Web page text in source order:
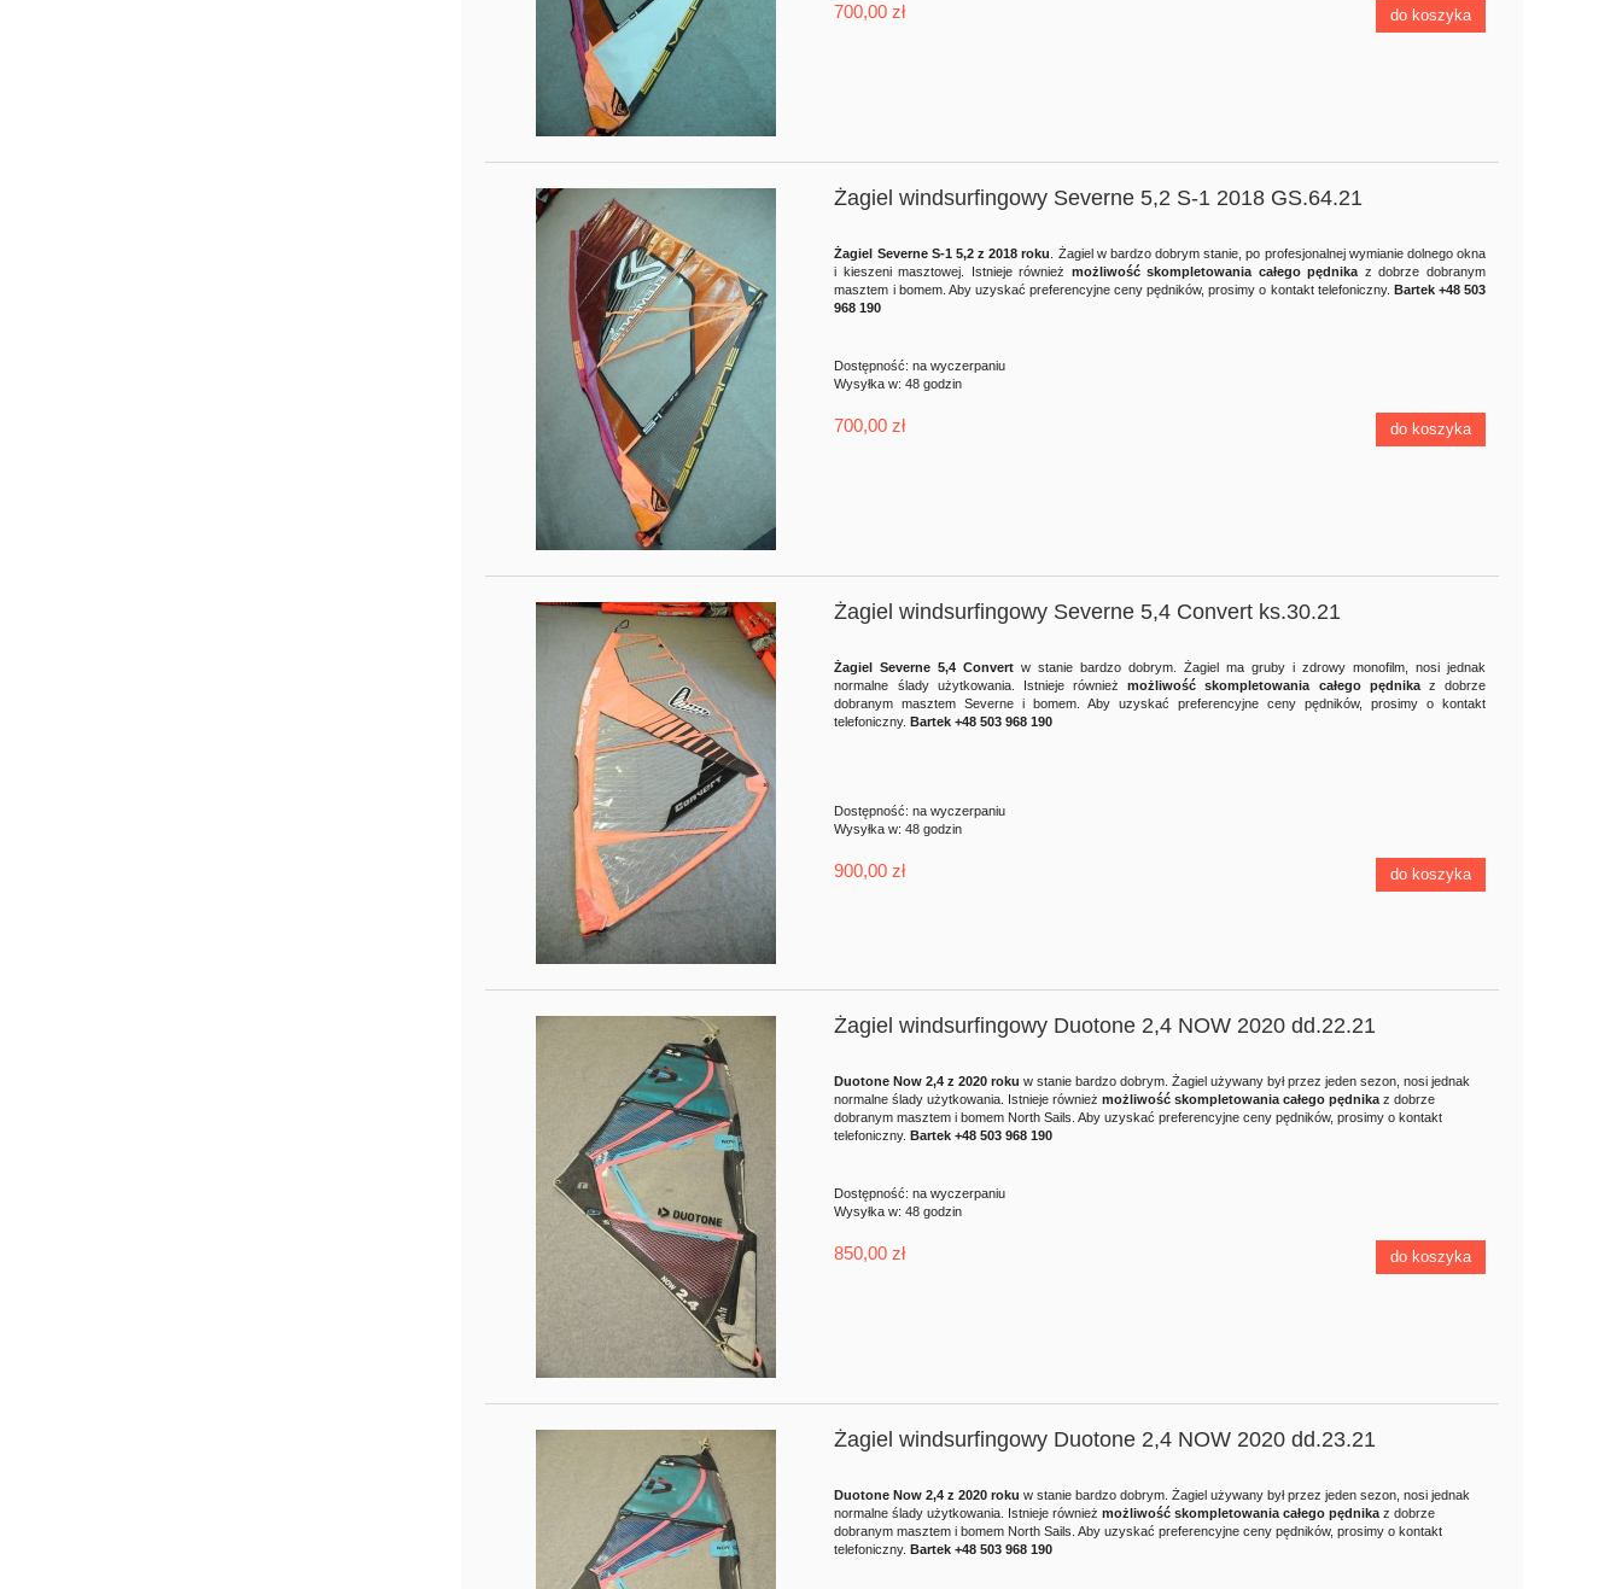
700,00 zł do koszyka
Żagiel windsurfingowy Severne 5,2 S-1 2018 GS.64.21
Żagiel Severne S-1 5,2 z 2018 roku
. Żagiel w bardzo dobrym stanie, po profesjonalnej wymianie dolnego okna
i kieszeni masztowej. Istnieje również możliwość skompletowania całego pędnika z dobrze dobranym
masztem i bomem. Aby uzyskać preferencyjne ceny pędników, prosimy o kontakt telefoniczny. Bartek +48 503
968 190
Dostępność: na wyczerpaniu
Wysyłka w: 48 godzin
700,00 zł do koszyka
Żagiel windsurfingowy Severne 5,4 Convert ks.30.21
Żagiel Severne 5,4 Convert w stanie bardzo dobrym. Żagiel ma gruby i zdrowy monofilm, nosi jednak
normalne ślady użytkowania. Istnieje równieżmożliwość skompletowania całego pędnikaz dobrze
dobranym masztem Severne i bomem. Aby uzyskać preferencyjne ceny pędników, prosimy o kontakt
telefoniczny. Bartek +48 503 968 190
Dostępność: na wyczerpaniu
Wysyłka w: 48 godzin
900,00 zł do koszyka
Żagiel windsurfingowy Duotone 2,4 NOW 2020 dd.22.21
Duotone Now 2,4 z 2020 roku w stanie bardzo dobrym. Żagiel używany był przez jeden sezon, nosi jednak
normalne ślady użytkowania. Istnieje równieżmożliwość skompletowania całego pędnika z dobrze
dobranym masztem i bomem North Sails. Aby uzyskać preferencyjne ceny pędników, prosimy o kontakt
telefoniczny. Bartek +48 503 968 190
Dostępność: na wyczerpaniu
Wysyłka w: 48 godzin
850,00 zł do koszyka
Żagiel windsurfingowy Duotone 2,4 NOW 2020 dd.23.21
Duotone Now 2,4 z 2020 roku w stanie bardzo dobrym. Żagiel używany był przez jeden sezon, nosi jednak
normalne ślady użytkowania. Istnieje równieżmożliwość skompletowania całego pędnika z dobrze
dobranym masztem i bomem North Sails. Aby uzyskać preferencyjne ceny pędników, prosimy o kontakt
telefoniczny. Bartek +48 503 968 190